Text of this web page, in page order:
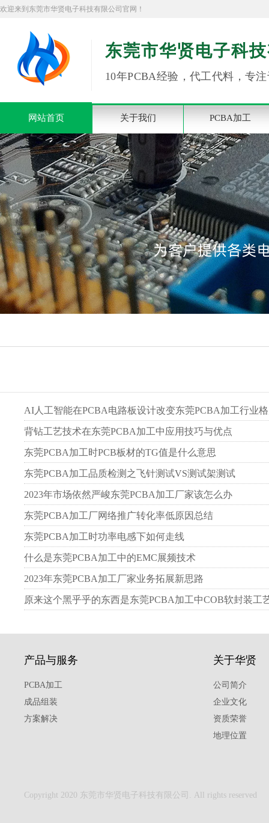
欢迎来到东莞市华贤电子科技有限公司官网！
东莞市华贤电子科
10年PCBA经验，代工代料，专
网站首页 关于我们 PCBA加工
AI人工智能在PCBA电路板设计改变东莞PCBA加工行业
背钻工艺技术在东莞PCBA加工中应用技巧与优点
东莞PCBA加工时PCB板材的TG值是什么意思
东莞PCBA加工品质检测之飞针测试VS测试架测试
2023年市场依然严峻东莞PCBA加工厂家该怎么办
东莞PCBA加工厂网络推广转化率低原因总结
东莞PCBA加工时功率电感下如何走线
什么是东莞PCBA加工中的EMC展频技术
2023年东莞PCBA加工厂家业务拓展新思路
原来这个黑乎乎的东西是东莞PCBA加工中COB软封装工
产品与服务
PCBA加工
成品组装
方案解决
关于华贤
公司简介
企业文化
资质荣誉
地理位置
Copyright 2020 东莞市华贤电子科技有限公司. All rights reserved